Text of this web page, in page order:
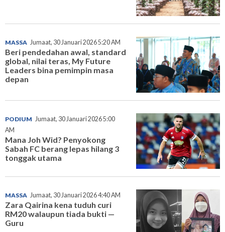
MASSA Jumaat, 30 Januari 2026 5:20 AM
Beri pendedahan awal, standard
global, nilai teras, My Future
Leaders bina pemimpin masa
depan
PODIUM Jumaat, 30 Januari 2026 5:00
AM
Mana Joh Wid? Penyokong
Sabah FC berang lepas hilang 3
tonggak utama
MASSA Jumaat, 30 Januari 2026 4:40 AM
Zara Qairina kena tuduh curi
RM20 walaupun tiada bukti —
Guru